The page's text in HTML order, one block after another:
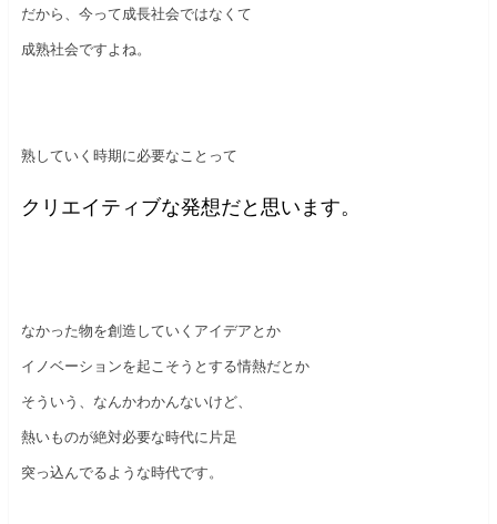
だから、今って成長社会ではなくて
成熟社会ですよね。
熟していく時期に必要なことって
クリエイティブな発想だと思います。
なかった物を創造していくアイデアとか
イノベーションを起こそうとする情熱だとか
そういう、なんかわかんないけど、
熱いものが絶対必要な時代に片足
突っ込んでるような時代です。